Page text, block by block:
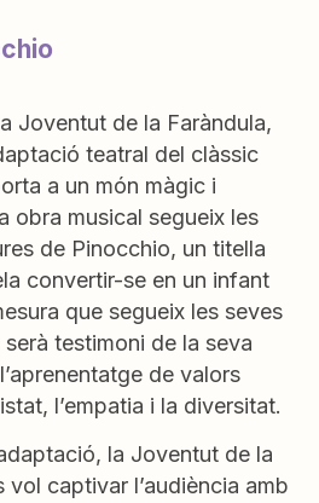
Joventut de la Faràndula,
teatral del clàssic
a un món màgic i
obra musical segueix les
de Pinocchio, un titella
convertir-se en un infant
que segueix les seves
testimoni de la seva
de valors
l’empatia i la diversitat.
la Joventut de la
vol captivar l’audiència amb